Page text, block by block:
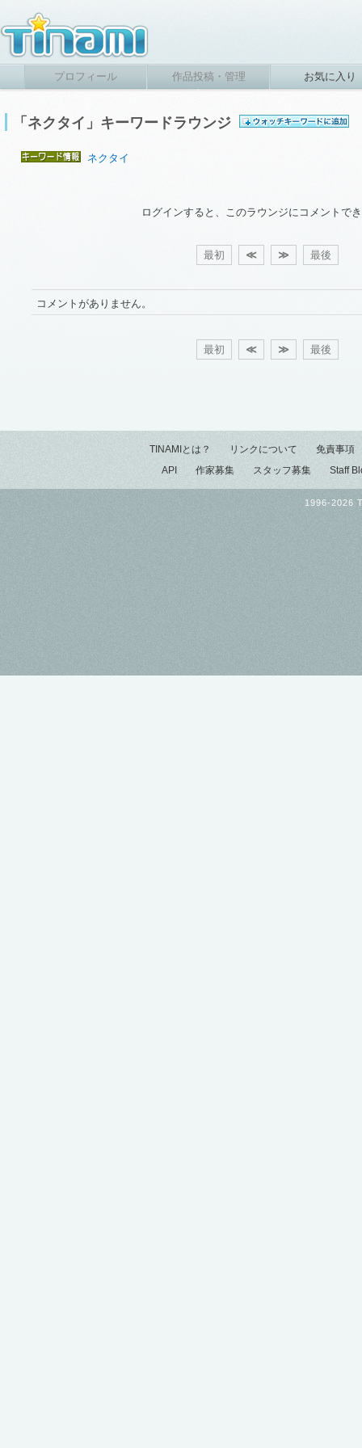
プロフィール 作品投稿・管理 お気に入り
「ネクタイ」キーワードラウンジ
ネクタイ
ログインすると、このラウンジにコメントで
最初 ≪ ≫ 最後
コメントがありません。
最初 ≪ ≫ 最後
TINAMIとは？ リンクについて
免責事項
API
作家募集 スタッフ募集 Staff
1996-2026